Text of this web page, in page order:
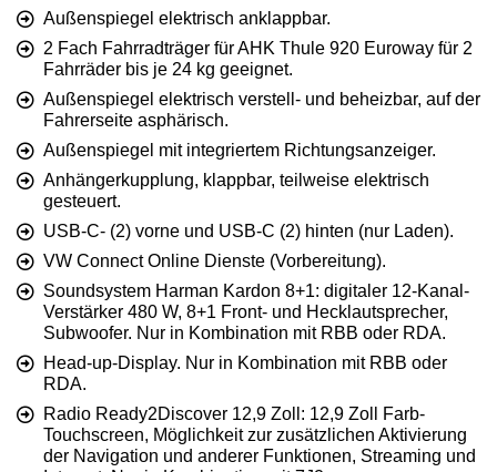
Außenspiegel elektrisch anklappbar.
2 Fach Fahrradträger für AHK Thule 920 Euroway für 2
Fahrräder bis je 24 kg geeignet.
Außenspiegel elektrisch verstell- und beheizbar, auf der
Fahrerseite asphärisch.
Außenspiegel mit integriertem Richtungsanzeiger.
Anhängerkupplung, klappbar, teilweise elektrisch
gesteuert.
USB-C- (2) vorne und USB-C (2) hinten (nur Laden).
VW Connect Online Dienste (Vorbereitung).
Soundsystem Harman Kardon 8+1: digitaler 12-Kanal-
Verstärker 480 W, 8+1 Front- und Hecklautsprecher,
Subwoofer. Nur in Kombination mit RBB oder RDA.
Head-up-Display. Nur in Kombination mit RBB oder
RDA.
Radio Ready2Discover 12,9 Zoll: 12,9 Zoll Farb-
Touchscreen, Möglichkeit zur zusätzlichen Aktivierung
der Navigation und anderer Funktionen, Streaming und